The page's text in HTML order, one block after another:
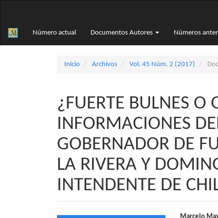
principal
Barra
Número actual Documentos Autores Números
Inicio Archivos Vol. 45 Núm. 2 (2017)
¿FUERTE BULNES O
INFORMACIONES
GOBERNADOR DE
LA RIVERA Y
INTENDENTE DE
Marcelo